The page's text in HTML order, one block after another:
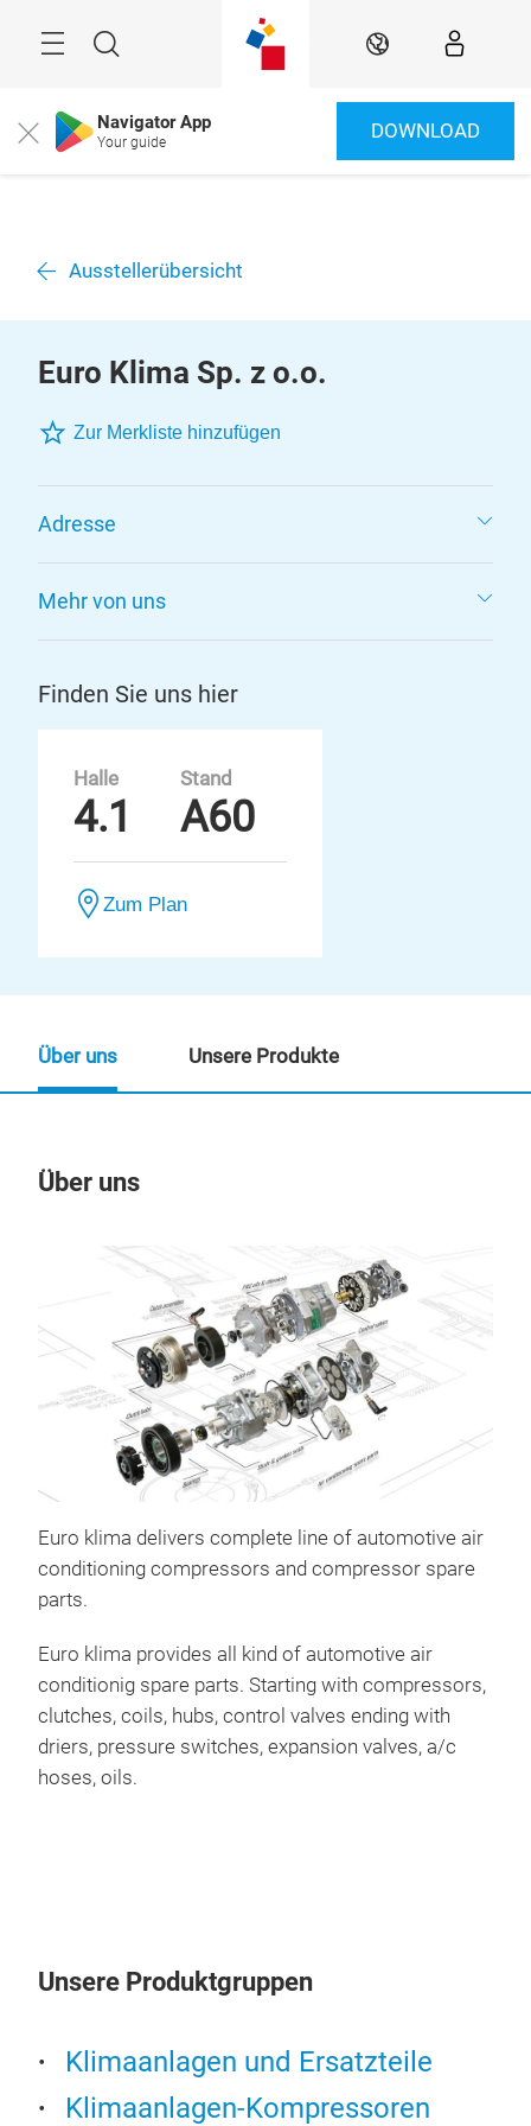
Suche DE
Close Navigator App
Your guide DOWNLOAD
Ausstellerübersicht
Euro Klima Sp. z o.o.
Zur Merkliste hinzufügen
Adresse
Mehr von uns
Finden Sie uns hier
Halle
4.1
Stand
A60
Zum Plan
Über uns
Euro klima delivers complete line of automotive air
conditioning compressors and compressor spare
parts.
Euro klima provides all kind of automotive air
conditionig spare parts. Starting with compressors,
clutches, coils, hubs, control valves ending with
driers, pressure switches, expansion valves, a/c
hoses, oils.
Unsere Produktgruppen
Klimaanlagen und Ersatzteile
Klimaanlagen-Kompressoren
Über uns Unsere Produkte